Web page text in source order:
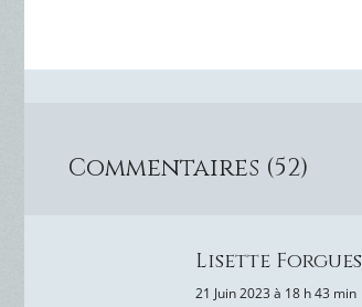
Commentaires (52)
Lisette Forgues
21 Juin 2023 à 18 h 43 min